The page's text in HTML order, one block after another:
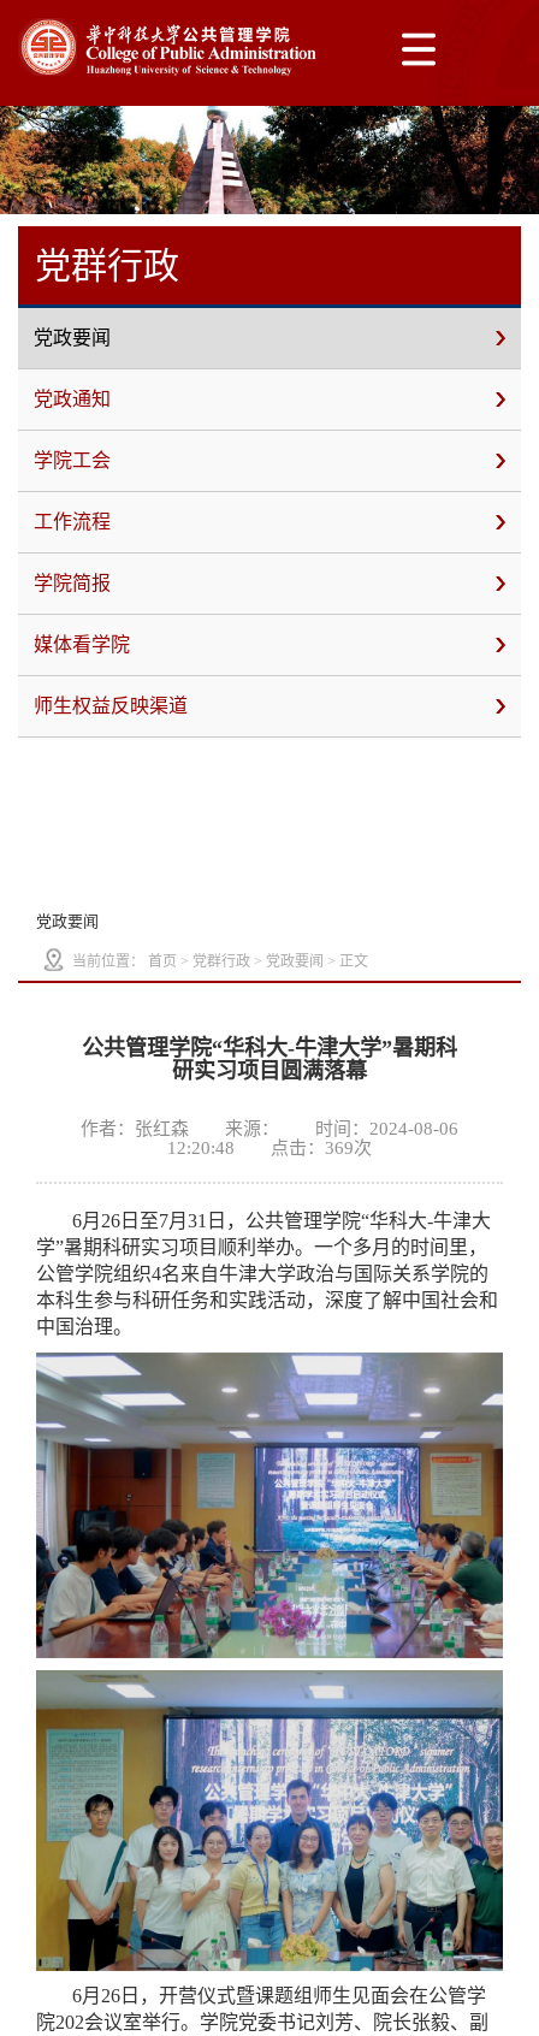
党群行政
党政要闻
党政通知
学院工会
工作流程
学院简报
媒体看学院
师生权益反映渠道
党政要闻
当前位置： 首页 > 党群行政 > 党政要闻 > 正文
公共管理学院“华科大-牛津大学”暑期科
研实习项目圆满落幕
作者：张红森 来源： 时间：2024-08-06
12:20:48 点击： 369次
6月26日至7月31日，公共管理学院“华科大-牛津大
学”暑期科研实习项目顺利举办。一个多月的时间里，
公管学院组织4名来自牛津大学政治与国际关系学院的
本科生参与科研任务和实践活动，深度了解中国社会和
中国治理。
6月26日，开营仪式暨课题组师生见面会在公管学
院202会议室举行。学院党委书记刘芳、院长张毅、副